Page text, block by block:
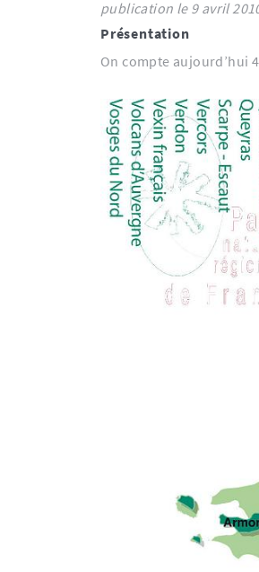
Présentation
On compte aujourd’hui